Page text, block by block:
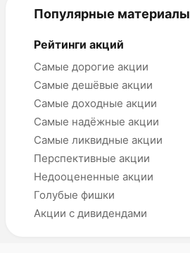
Популярные материалы
Рейтинги акций
Самые дорогие акции
Самые дешёвые акции
Самые доходные акции
Самые надёжные акции
Самые ликвидные акции
Перспективные акции
Недооцененные акции
Голубые фишки
Акции с дивидендами